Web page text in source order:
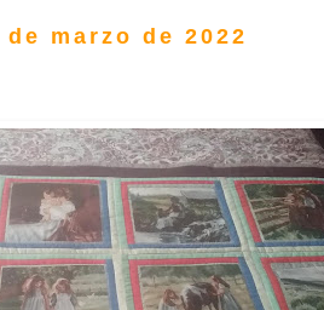
marzo de 2022